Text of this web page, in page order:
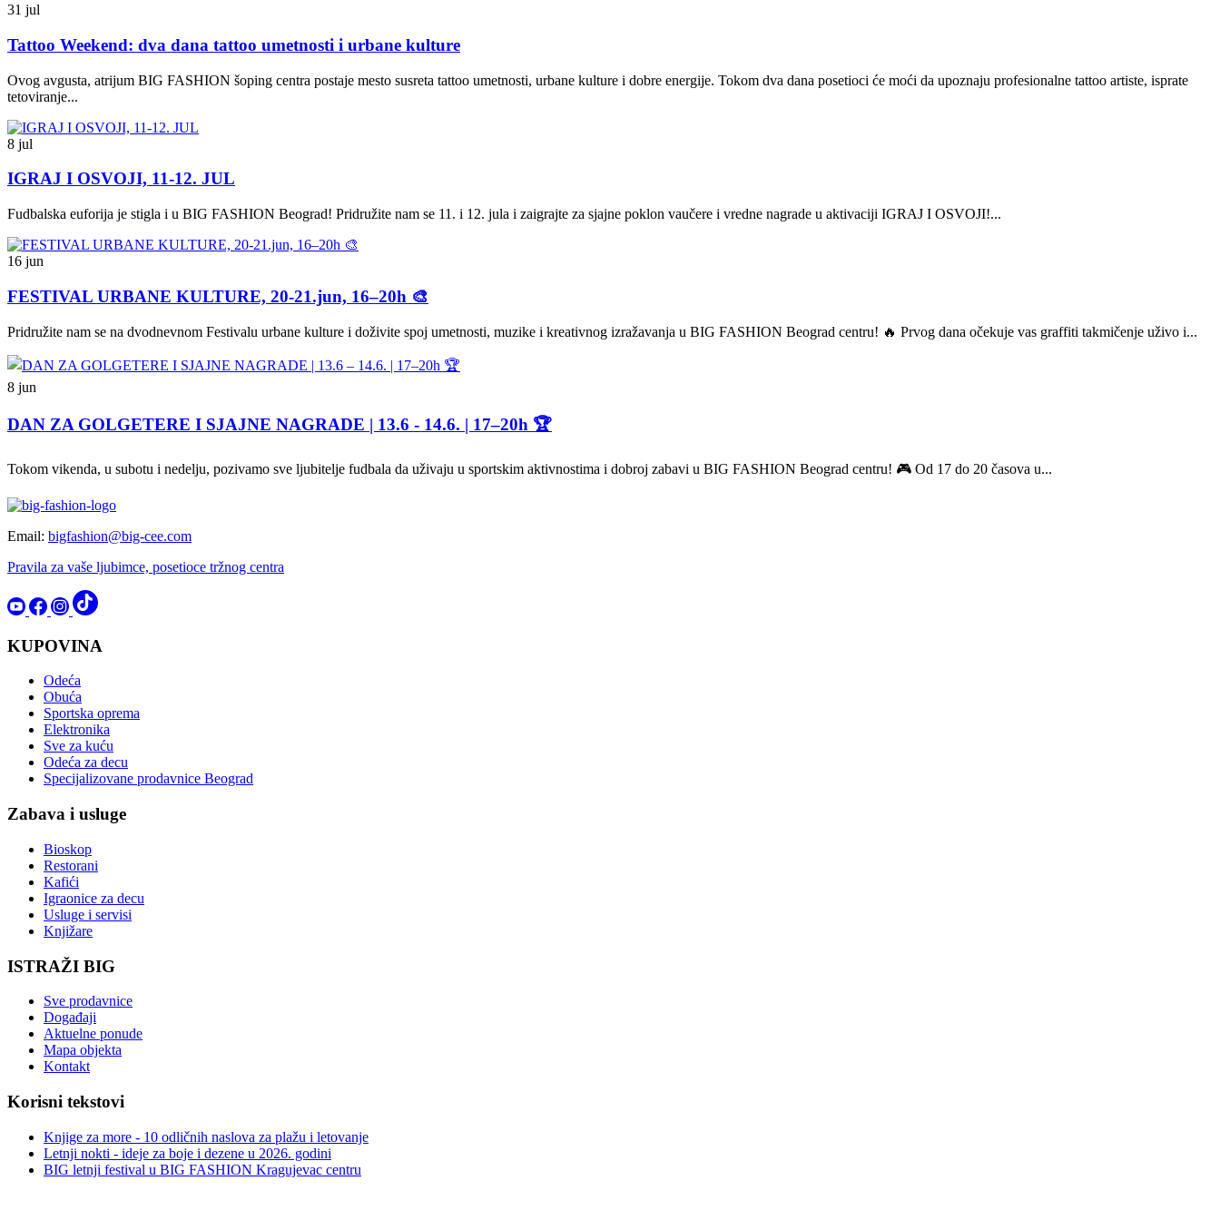
31 jul
Tattoo Weekend: dva dana tattoo umetnosti i urbane kulture
Ovog avgusta, atrijum BIG FASHION šoping centra postaje mesto susreta tattoo umetnosti, urbane kulture i dobre energije. Tokom dva dana posetioci će moći da upoznaju profesionalne tattoo artiste, isprate
tetoviranje...
8 jul
IGRAJ I OSVOJI, 11-12. JUL
Fudbalska euforija je stigla i u BIG FASHION Beograd! Pridružite nam se 11. i 12. jula i zaigrajte za sjajne poklon vaučere i vredne nagrade u aktivaciji IGRAJ I OSVOJI!...
16 jun
FESTIVAL URBANE KULTURE, 20-21.jun, 16–20h 🎨
Pridružite nam se na dvodnevnom Festivalu urbane kulture i doživite spoj umetnosti, muzike i kreativnog izražavanja u BIG FASHION Beograd centru! 🔥 Prvog dana očekuje vas graffiti takmičenje uživo i...
8 jun
DAN ZA GOLGETERE I SJAJNE NAGRADE | 13.6 - 14.6. | 17–20h 🏆
Tokom vikenda, u subotu i nedelju, pozivamo sve ljubitelje fudbala da uživaju u sportskim aktivnostima i dobroj zabavi u BIG FASHION Beograd centru! 🎮 Od 17 do 20 časova u...
Email: bigfashion@big-cee.com
Pravila za vaše ljubimce, posetioce tržnog centra
KUPOVINA
Odeća
Obuća
Sportska oprema
Elektronika
Sve za kuću
Odeća za decu
Specijalizovane prodavnice Beograd
Zabava i usluge
Bioskop
Restorani
Kafići
Igraonice za decu
Usluge i servisi
Knjižare
ISTRAŽI BIG
Sve prodavnice
Događaji
Aktuelne ponude
Mapa objekta
Kontakt
Korisni tekstovi
Knjige za more - 10 odličnih naslova za plažu i letovanje
Letnji nokti - ideje za boje i dezene u 2026. godini
BIG letnji festival u BIG FASHION Kragujevac centru